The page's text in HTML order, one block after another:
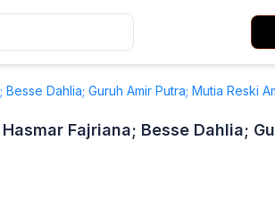
Dahlia; Guruh Amir Putra; Mutia Reski
Fajriana; Besse Dahlia;